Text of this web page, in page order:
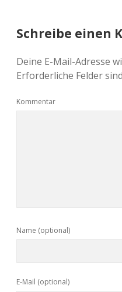
Schreibe einen
Deine E-Mail-Adresse
Erforderliche Felder
Kommentar
Name (optional)
E-Mail (optional)